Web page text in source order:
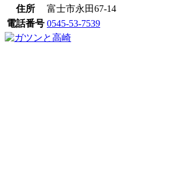
住所
富士市永田67-14
電話番号 0545-53-7539